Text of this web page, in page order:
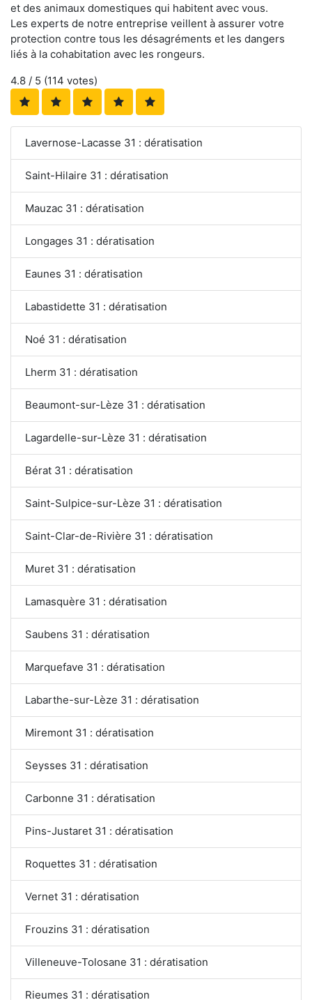
et des animaux domestiques qui habitent avec vous.
Les experts de notre entreprise veillent à assurer votre
protection contre tous les désagréments et les dangers
liés à la cohabitation avec les rongeurs.
4.8 / 5 (114 votes)
Lavernose-Lacasse 31 : dératisation
Saint-Hilaire 31 : dératisation
Mauzac 31 : dératisation
Longages 31 : dératisation
Eaunes 31 : dératisation
Labastidette 31 : dératisation
Noé 31 : dératisation
Lherm 31 : dératisation
Beaumont-sur-Lèze 31 : dératisation
Lagardelle-sur-Lèze 31 : dératisation
Bérat 31 : dératisation
Saint-Sulpice-sur-Lèze 31 : dératisation
Saint-Clar-de-Rivière 31 : dératisation
Muret 31 : dératisation
Lamasquère 31 : dératisation
Saubens 31 : dératisation
Marquefave 31 : dératisation
Labarthe-sur-Lèze 31 : dératisation
Miremont 31 : dératisation
Seysses 31 : dératisation
Carbonne 31 : dératisation
Pins-Justaret 31 : dératisation
Roquettes 31 : dératisation
Vernet 31 : dératisation
Frouzins 31 : dératisation
Villeneuve-Tolosane 31 : dératisation
Rieumes 31 : dératisation